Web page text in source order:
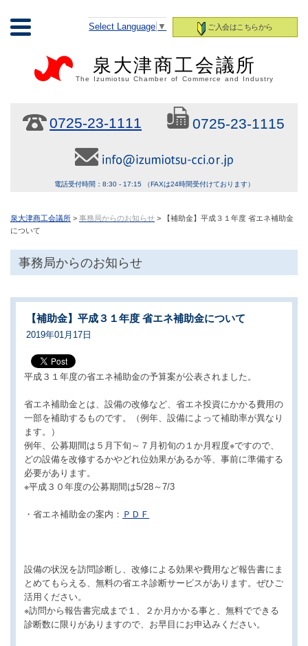
ご入会はこちらから
Select Language ▼
泉大津商工会議所
The Izumiotsu Chamber of Commerce and Industry
0725-23-1111 0725-23-1115
電話受付時間：8:30 - 17:15 （FAXは24時間受付けております）
泉大津商工会議所 > 事務局からのお知らせ > 【補助金】平成３１年度 省エネ補助金
について
事務局からのお知らせ
【補助金】平成３１年度 省エネ補助金について
2019年01月17日
平成３１年度の省エネ補助金の予算案が公表されました。
省エネ補助金とは、設備の改修など、省エネ投資にかかる費用の
一部を補助するものです。（例年、設備によって補助率が異なり
ます。）
例年、公募期間は５月下旬～７月初旬の１か月程度※ですので、
どの設備を改修するかやどれ位効果があるか等、事前に準備する
必要があります。
※平成３０年度の公募期間は5/28～7/3
・省エネ補助金の案内： ＰＤＦ
設備の状況を訪問診断し、改修による効果や費用など報告書にま
とめてもらえる、無料の省エネ診断サービスがあります。ぜひご
活用ください。
※訪問から報告書完成まで１、２か月かかる事と、無料でできる
診断数に限りがありますので、お早目にお申込みください。